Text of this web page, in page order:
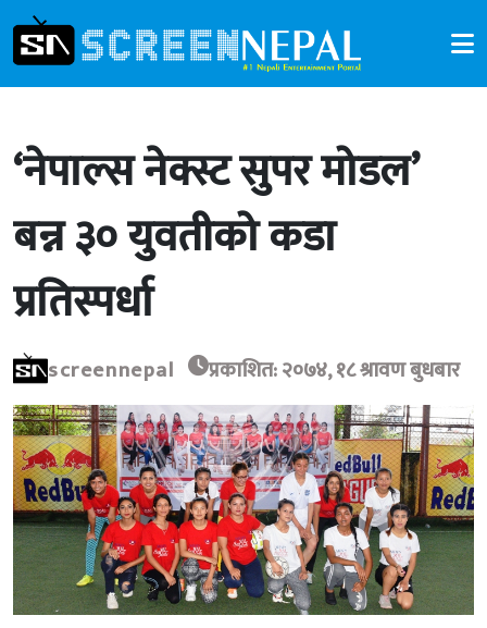
‘नेपाल्स नेक्स्ट सुपर मोडल’
बन्न ३० युवतीको कडा
प्रतिस्पर्धा
screennepal प्रकाशित: २०७४, १८ श्रावण बुधबार